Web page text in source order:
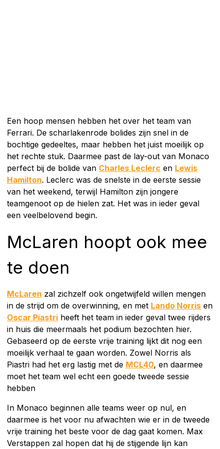
Een hoop mensen hebben het over het team van
Ferrari. De scharlakenrode bolides zijn snel in de
bochtige gedeeltes, maar hebben het juist moeilijk op
het rechte stuk. Daarmee past de lay-out van Monaco
perfect bij de bolide van Charles Leclerc en Lewis
Hamilton. Leclerc was de snelste in de eerste sessie
van het weekend, terwijl Hamilton zijn jongere
teamgenoot op de hielen zat. Het was in ieder geval
een veelbelovend begin.
McLaren hoopt ook mee
te doen
McLaren zal zichzelf ook ongetwijfeld willen mengen
in de strijd om de overwinning, en met Lando Norris en
Oscar Piastri heeft het team in ieder geval twee rijders
in huis die meermaals het podium bezochten hier.
Gebaseerd op de eerste vrije training lijkt dit nog een
moeilijk verhaal te gaan worden. Zowel Norris als
Piastri had het erg lastig met de MCL40, en daarmee
moet het team wel echt een goede tweede sessie
hebben
In Monaco beginnen alle teams weer op nul, en
daarmee is het voor nu afwachten wie er in de tweede
vrije training het beste voor de dag gaat komen. Max
Verstappen zal hopen dat hij de stijgende lijn kan